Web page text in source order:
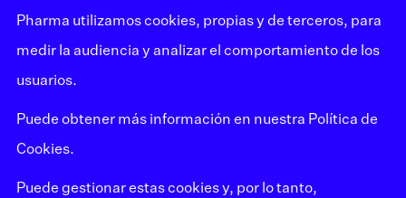
©logista Todos los derechos reservados
Aviso legal
Política de cookies
Pharma utilizamos cookies, propias y de terceros, para
medir la audiencia y analizar el comportamiento de los
usuarios.
Puede obtener más información en nuestra Política de
Cookies.
Puede gestionar estas cookies y, por lo tanto,